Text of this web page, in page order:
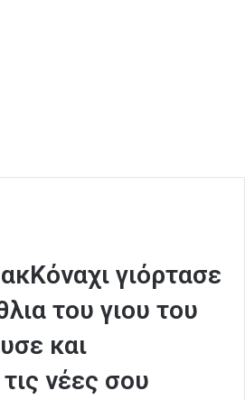
γιόρτασε
του γιου του
και
νέες σου